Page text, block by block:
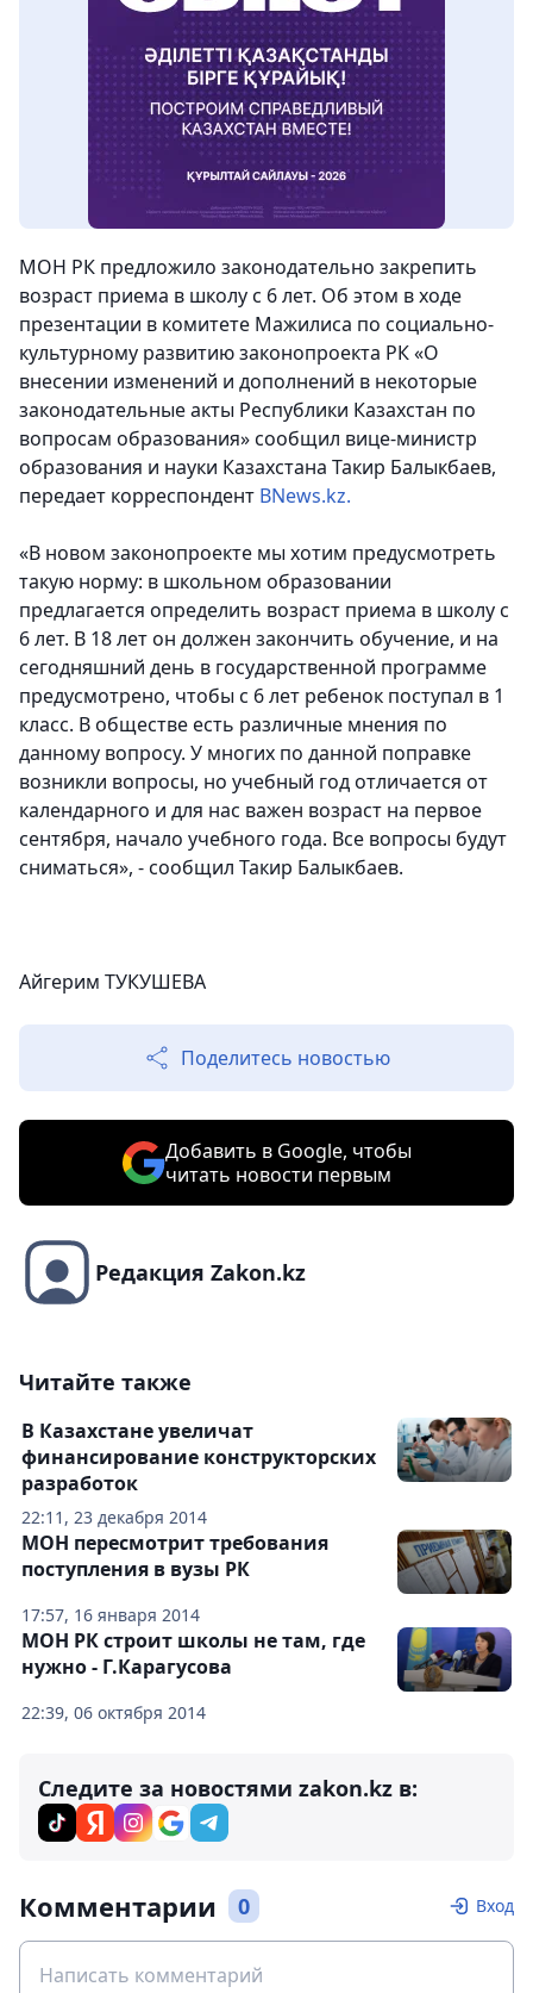
МОН РК предложило законодательно закрепить
возраст приема в школу с 6 лет. Об этом в ходе
презентации в комитете Мажилиса по социально-
культурному развитию законопроекта РК «О
внесении изменений и дополнений в некоторые
законодательные акты Республики Казахстан по
вопросам образования» сообщил вице-министр
образования и науки Казахстана Такир Балыкбаев,
передает корреспондент BNews.kz.
«В новом законопроекте мы хотим предусмотреть
такую норму: в школьном образовании
предлагается определить возраст приема в школу с
6 лет. В 18 лет он должен закончить обучение, и на
сегодняшний день в государственной программе
предусмотрено, чтобы с 6 лет ребенок поступал в 1
класс. В обществе есть различные мнения по
данному вопросу. У многих по данной поправке
возникли вопросы, но учебный год отличается от
календарного и для нас важен возраст на первое
сентября, начало учебного года. Все вопросы будут
сниматься», - сообщил Такир Балыкбаев.
Айгерим ТУКУШЕВА
Поделитесь новостью
Добавить в Google, чтобы
читать новости первым
Редакция Zakon.kz
Читайте также
22:11, 23 декабря 2014
В Казахстане увеличат
финансирование конструкторских
разработок
17:57, 16 января 2014
МОН пересмотрит требования
поступления в вузы РК
22:39, 06 октября 2014
МОН РК строит школы не там, где
нужно - Г.Карагусова
Следите за новостями zakon.kz в:
Комментарии 0 Вход